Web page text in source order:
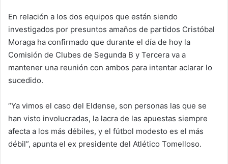
En relación a los dos equipos que están siendo
investigados por presuntos amaños de partidos Cristóbal
Moraga ha confirmado que durante el día de hoy la
Comisión de Clubes de Segunda B y Tercera va a
mantener una reunión con ambos para intentar aclarar lo
sucedido.
“Ya vimos el caso del Eldense, son personas las que se
han visto involucradas, la lacra de las apuestas siempre
afecta a los más débiles, y el fútbol modesto es el más
débil”, apunta el ex presidente del Atlético Tomelloso.